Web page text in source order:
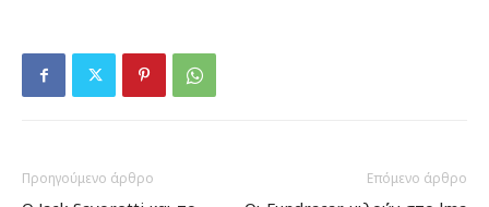
Προηγούμενο άρθρο Επόμενο άρθρο